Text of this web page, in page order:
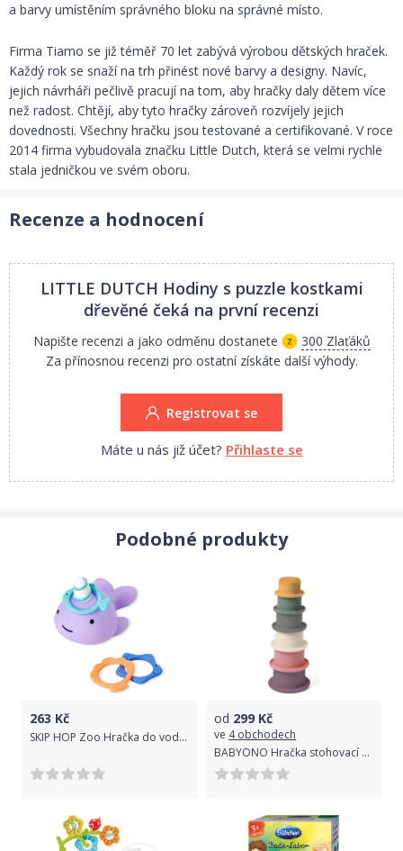
a barvy umístěním správného bloku na správné místo.
Firma Tiamo se již téměř 70 let zabývá výrobou dětských hraček.
Každý rok se snaží na trh přinést nové barvy a designy. Navíc,
jejich návrháři pečlivě pracují na tom, aby hračky daly dětem více
než radost. Chtějí, aby tyto hračky zároveň rozvíjely jejich
dovednosti. Všechny hračku jsou testované a certifikované. V roce
2014 firma vybudovala značku Little Dutch, která se velmi rychle
stala jedničkou ve svém oboru.
Recenze a hodnocení
LITTLE DUTCH Hodiny s puzzle kostkami
dřevěné čeká na první recenzi
Napište recenzi a jako odměnu dostanete
300 Zlaťáků
Za přínosnou recenzi pro ostatní získáte další výhody.
Registrovat se
Máte u nás již účet? Přihlaste se
Podobné produkty
263 Kč
SKIP HOP Zoo Hračka do vody Kroužky Narval 12m +
od 299 Kč
ve 4 obchodech
BABYONO Hračka stohovací pohárky silikonové 3m+